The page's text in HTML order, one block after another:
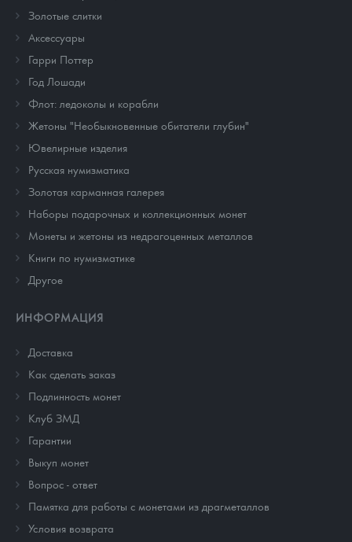
Золотые слитки
Аксессуары
Гарри Поттер
Год Лошади
Флот: ледоколы и корабли
Жетоны "Необыкновенные обитатели глубин"
Ювелирные изделия
Русская нумизматика
Золотая карманная галерея
Наборы подарочных и коллекционных монет
Монеты и жетоны из недрагоценных металлов
Книги по нумизматике
Другое
ИНФОРМАЦИЯ
Доставка
Как сделать заказ
Подлинность монет
Клуб ЗМД
Гарантии
Выкуп монет
Вопрос - ответ
Памятка для работы с монетами из драгметаллов
Условия возврата